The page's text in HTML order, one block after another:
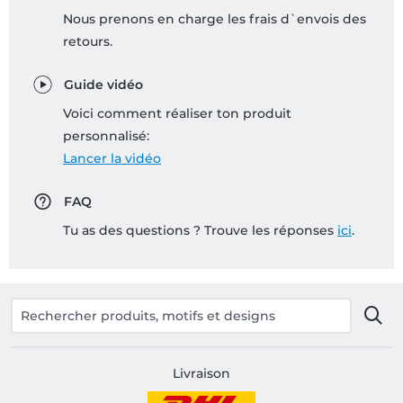
Nous prenons en charge les frais d`envois des
retours.
Guide vidéo
Voici comment réaliser ton produit
personnalisé:
Lancer la vidéo
FAQ
Tu as des questions ? Trouve les réponses ici.
Livraison